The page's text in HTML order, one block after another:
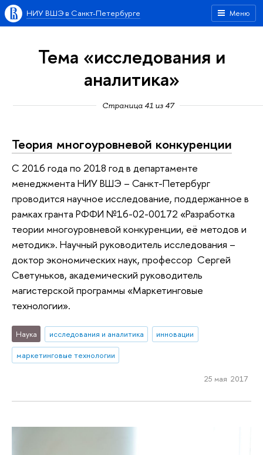
Меню
НИУ ВШЭ в Санкт-Петербурге
Тема «исследования и
аналитика»
Страница 41 из 47
Теория многоуровневой конкуренции
С 2016 года по 2018 год в департаменте
менеджмента НИУ ВШЭ – Санкт-Петербург
проводится научное исследование, поддержанное в
рамках гранта РФФИ №16-02-00172 «Разработка
теории многоуровневой конкуренции, её методов и
методик». Научный руководитель исследования –
доктор экономических наук, профессор Сергей
Светуньков, академический руководитель
магистерской программы «Маркетинговые
технологии».
Наука исследования и аналитика
инновации
маркетинговые технологии
25 мая 2017